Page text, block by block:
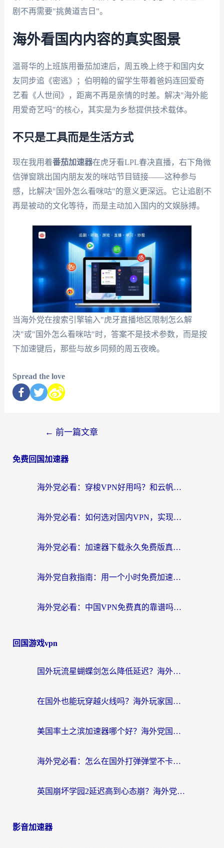
剧不再需要"挑黄道吉日"。
海外看国内内容的真实图景
温哥华的上班族用番茄加速后，周五晚上终于和国内女
友同步追《密逃》；伯明翰的留学生带着爸妈连回爱奇
艺看《人世间》，距离不再是亲情的时差。解决"海外能
用爱奇艺吗"的核心，其实是为乡愁提供技术载体。
不只是工具而是生活方式
现在我用着番茄加速器在虎牙看LPL春决直播，右下角微
信弹窗跳出国内朋友发的咪咕节目链接——这种参与
感，比解决"国外怎么看咪咕"的意义更深远。它让追剧不
再是被动的文化等待，而是主动加入国内的文娱脉搏。
当海外党在搜索引擎输入"虎牙直播地区限制怎么解
决"或"国外怎么看咪咕"时，答案不是技术参数，而是按
下加速键后，那些与故乡同频的周五夜晚。
Spread the love
← 前一篇文章
免费回国加速器
海外党必看：穿梭VPN好用吗？和云帆VPN对比哪个回国效果更好？附真实测评+避坑指南
海外党必看：如何选对国内VPN，实现无缝访问国内资源？
海外党必看：加速器下载永久免费版真的存在吗？教你无缝访问国内资源的正确姿势
海外党自救指南：用一个小时免费加速器，轻松打破国内资源访问壁垒？
海外党必看：中国VPN免费真的靠谱吗？手把手教你选对回国加速器
回国游戏vpn
国外玩流星蝴蝶剑怎么降低延迟？海外党必看的加速秘籍（含欧洲鸣潮&彩虹岛优化攻略）
在国外也能玩穿越火线吗？海外玩家国服游戏畅玩终极指南
美国率土之滨加速器哪个好？海外党国服游戏畅玩终极指南（附多游戏解决方案）
海外党必看：怎么在国外打弹弹堂不卡？番茄加速器亲测指南
英国崩坏学园2延迟高到心态崩？海外党国服游戏加速终极指南
影音加速器